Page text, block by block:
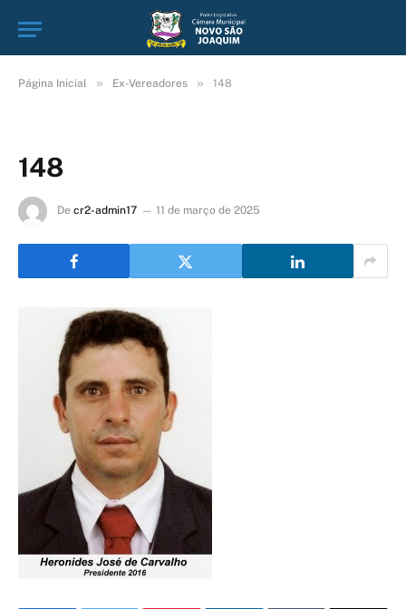
Página Inicial » Ex-Vereadores » 148
148
De cr2-admin17 11 de março de 2025